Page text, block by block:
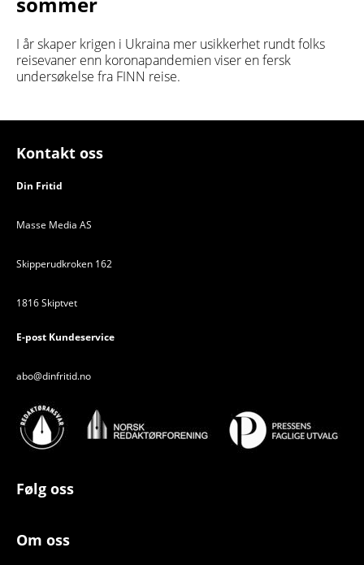
I år skaper krigen i Ukraina mer usikkerhet rundt folks
reisevaner enn koronapandemien viser en fersk
undersøkelse fra FINN reise.
Kontakt oss
Din Fritid
Masse Media AS
Skipperudkroken 162
1816 Skiptvet
E-post Kundeservice
abo@dinfritid.no
Følg oss
Om oss